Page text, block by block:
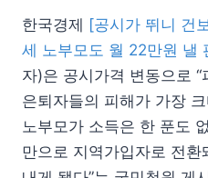
한국경제 [공시가 뛰니 건
세 노부모도 월 22만원 낼
자)은 공시가격 변동으로
은퇴자들의 피해가 가장
노부모가 소득은 한 푼도
만으로 지역가입자로 전